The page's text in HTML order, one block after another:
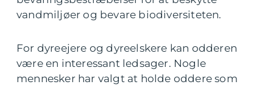
vandmiljøer og bevare biodiversiteten.
For dyreejere og dyreelskere kan odderen
være en interessant ledsager. Nogle
mennesker har valgt at holde oddere som